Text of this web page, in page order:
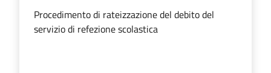
Procedimento di rateizzazione del debito del
servizio di refezione scolastica